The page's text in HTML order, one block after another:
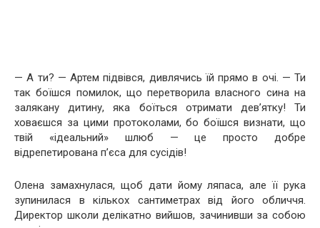
— А ти? — Артем підвівся, дивлячись їй прямо в очі. — Ти
так боїшся помилок, що перетворила власного сина на
залякану дитину, яка боїться отримати дев’ятку! Ти
ховаєшся за цими протоколами, бо боїшся визнати, що
твій «ідеальний» шлюб — це просто добре
відрепетирована п’єса для сусідів!
Олена замахнулася, щоб дати йому ляпаса, але її рука
зупинилася в кількох сантиметрах від його обличчя.
Директор школи делікатно вийшов, зачинивши за собою